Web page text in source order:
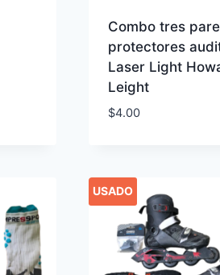
Combo tres
protectores
Laser Light
Leight
$4.00
USADO